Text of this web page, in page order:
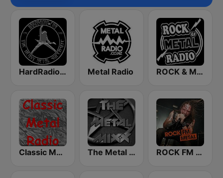
HardRadio.com Metal Radio ROCK & METAL
Classic Metal Radio The Metal MIXX ROCK FM METAL